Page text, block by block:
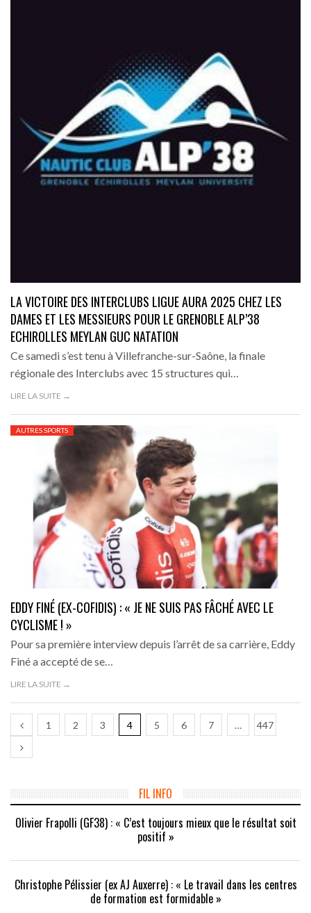
LA VICTOIRE DES INTERCLUBS LIGUE AURA 2025 CHEZ LES
DAMES ET LES MESSIEURS POUR LE GRENOBLE ALP’38
ECHIROLLES MEYLAN GUC NATATION
Ce samedi s’est tenu à Villefranche-sur-Saône, la finale
régionale des Interclubs avec 15 structures qui…
LIRE LA SUITE →
AUTRES SPORTS
EDDY FINÉ (EX-COFIDIS) : « JE NE SUIS PAS FÂCHÉ AVEC LE
CYCLISME ! »
Pour sa première interview depuis l’arrêt de sa carrière, Eddy
Finé a accepté de se…
LIRE LA SUITE →
1 2 3 4 5 6 7 … 447
FIL INFO
Olivier Frapolli (GF38) : « C’est toujours mieux que le résultat soit
positif »
Christophe Pélissier (ex AJ Auxerre) : « Le travail dans les centres
de formation est formidable »